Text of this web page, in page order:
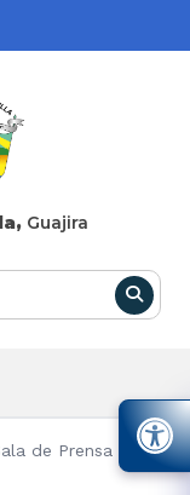
Guajira
de Prensa